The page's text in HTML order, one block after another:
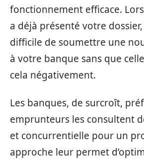
fonctionnement efficace.
a déjà présenté votre
difficile de soumettre une
à votre banque sans que
cela négativement.
Les banques, de surcroît,
emprunteurs les consultent
et concurrentielle pour un
approche leur permet